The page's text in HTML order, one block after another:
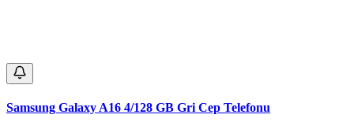
Samsung Galaxy A16 4/128 GB Gri Cep Telefonu